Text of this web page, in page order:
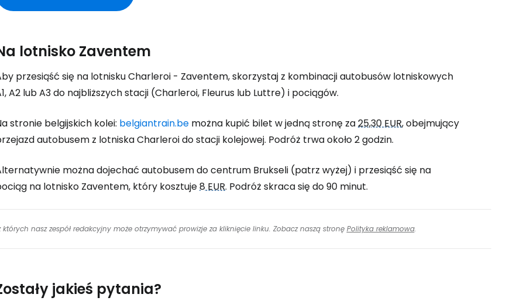
lotnisko Zaventem
przesiąść się na lotnisku Charleroi - Zaventem, skorzystaj z kombinacji autobusów lotniskowych
A2 lub A3 do najbliższych stacji (Charleroi, Fleurus lub Luttre) i pociągów.
stronie belgijskich kolei: belgiantrain.be można kupić bilet w jedną stronę za25,30 EUR, obejmujący
autobusem z lotniska Charleroi do stacji kolejowej. Podróż trwa około 2 godzin.
można dojechać autobusem do centrum Brukseli (patrz wyżej) i przesiąść się na
na lotnisko Zaventem, który kosztuje8 EUR. Podróż skraca się do 90 minut.
nasz zespół redakcyjny może otrzymywać prowizje za kliknięcie linku. Zobacz naszą stronę Polityka reklamowa.
jakieś pytania?